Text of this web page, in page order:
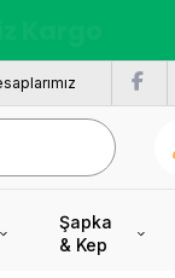
Şapka
& Kep